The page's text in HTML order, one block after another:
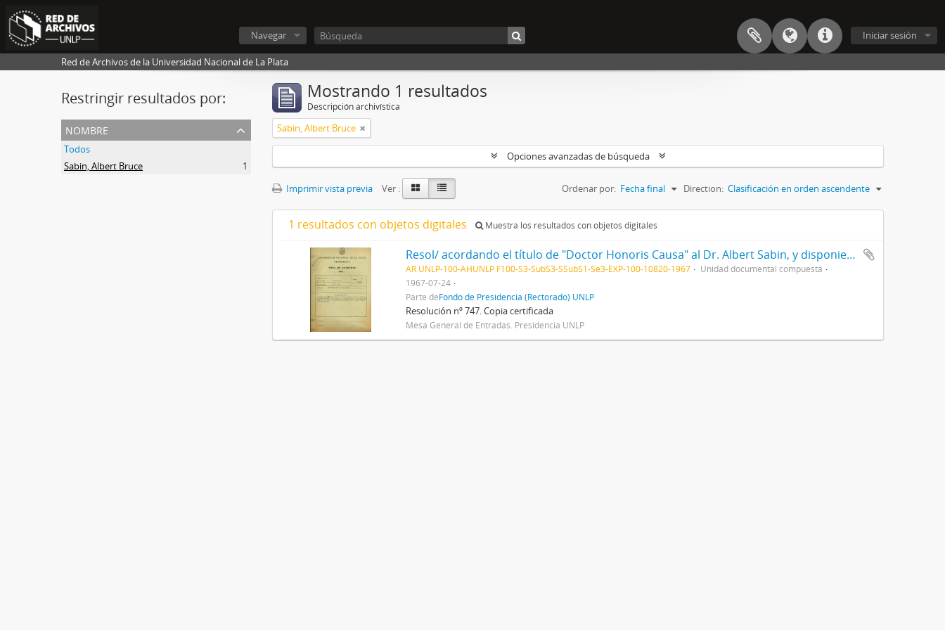
Iniciar sesión
Navegar
Red de Archivos de la Universidad Nacional de La Plata
Restringir resultados por:
nombre
Todos
Sabin, Albert Bruce
1
Mostrando 1 resultados
Descripción archivística
Sabin, Albert Bruce
Opciones avanzadas de búsqueda
Imprimir vista previa Ver : Ordenar por: Fecha final Direction: Clasificación en orden ascendente
1 resultados con objetos digitales Muestra los resultados con objetos digitales
Resol/ acordando el título de "Doctor Honoris Causa" al Dr. Albert Sabin, y disponiendo que el acto de entrega del mismo se efectúe el día 28 del actual, en esta Presidencia 1967
AR UNLP-100-AHUNLP F100-S3-SubS3-SSubS1-Se3-EXP-100-10820-1967
Unidad documental compuesta
1967-07-24
Parte deFondo de Presidencia (Rectorado) UNLP
Resolución nº 747. Copia certificada
Mesa General de Entradas. Presidencia UNLP